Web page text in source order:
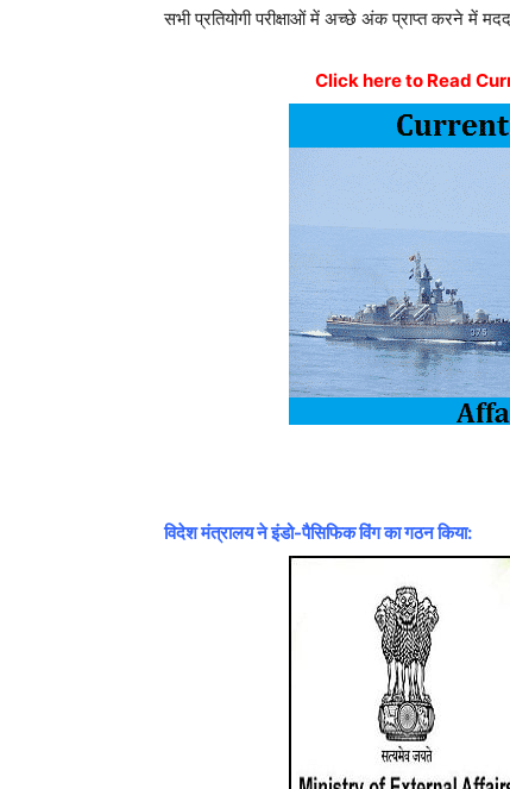
सभी प्रतियोगी परीक्षाओं में अच्छे अंक प्राप्त करने में
Click here to Read
विदेश मंत्रालय ने इंडो-पैसिफिक विंग का गठन किया: